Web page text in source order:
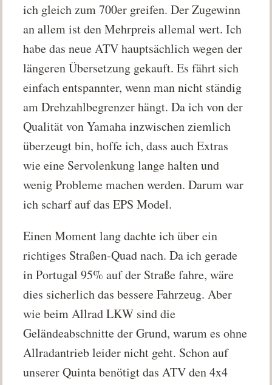
ich gleich zum 700er greifen. Der Zugewinn
an allem ist den Mehrpreis allemal wert. Ich
habe das neue ATV hauptsächlich wegen der
längeren Übersetzung gekauft. Es fährt sich
einfach entspannter, wenn man nicht ständig
am Drehzahlbegrenzer hängt. Da ich von der
Qualität von Yamaha inzwischen ziemlich
überzeugt bin, hoffe ich, dass auch Extras
wie eine Servolenkung lange halten und
wenig Probleme machen werden. Darum war
ich scharf auf das EPS Model.
Einen Moment lang dachte ich über ein
richtiges Straßen-Quad nach. Da ich gerade
in Portugal 95% auf der Straße fahre, wäre
dies sicherlich das bessere Fahrzeug. Aber
wie beim Allrad LKW sind die
Geländeabschnitte der Grund, warum es ohne
Allradantrieb leider nicht geht. Schon auf
unserer Quinta benötigt das ATV den 4x4